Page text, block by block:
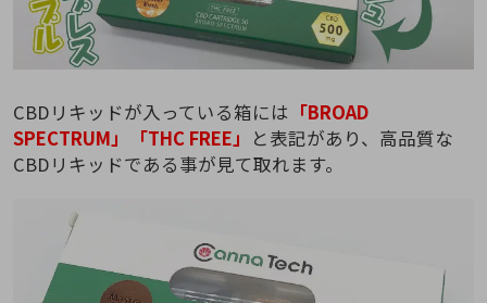
CBDリキッドが入っている箱には 「BROAD
SPECTRUM」「THC FREE」 と表記があり、高品質な
CBDリキッドである事が見て取れます。